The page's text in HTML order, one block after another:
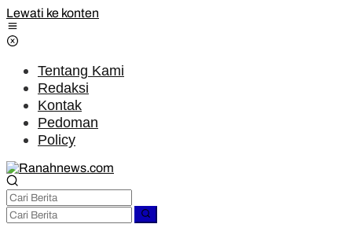
Lewati ke konten
Tentang Kami
Redaksi
Kontak
Pedoman
Policy